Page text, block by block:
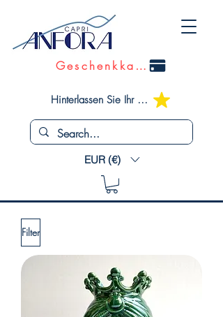
Geschenkkarte
Hinterlassen Sie Ihr Feedback
EUR (€)
Filter